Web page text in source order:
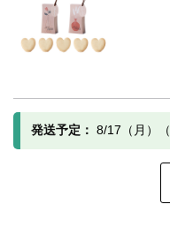
発送予定： 8/17（月）